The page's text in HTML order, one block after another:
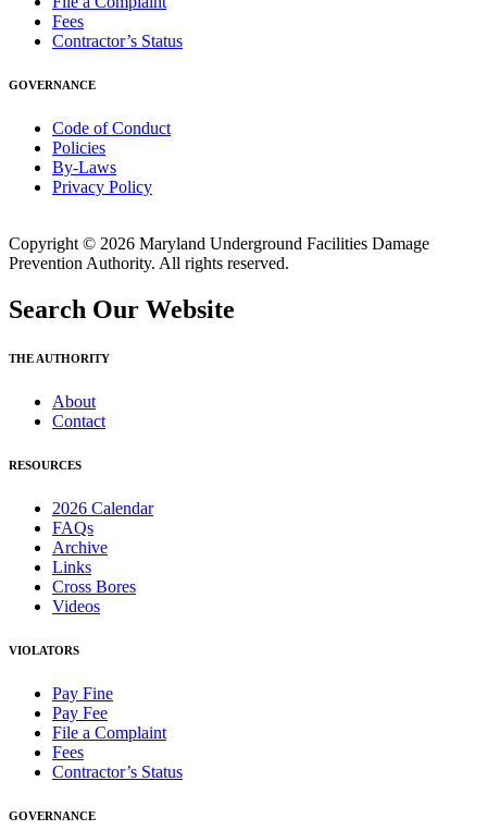
Fees
Contractor’s Status
GOVERNANCE
Code of Conduct
Policies
By-Laws
Privacy Policy
Copyright © 2026 Maryland Underground Facilities Damage
Prevention Authority. All rights reserved.
Search Our Website
THE AUTHORITY
About
Contact
RESOURCES
2026 Calendar
FAQs
Archive
Links
Cross Bores
Videos
VIOLATORS
Pay Fine
Pay Fee
File a Complaint
Fees
Contractor’s Status
GOVERNANCE